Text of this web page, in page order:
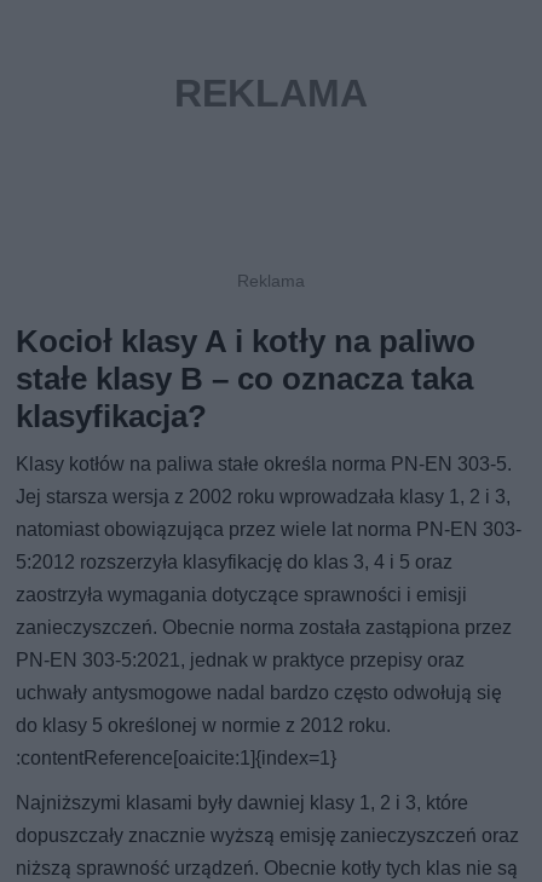
Kocioł klasy A i kotły na paliwo
stałe klasy B – co oznacza taka
klasyfikacja?
Klasy kotłów na paliwa stałe określa norma PN-EN 303-5.
Jej starsza wersja z 2002 roku wprowadzała klasy 1, 2 i 3,
natomiast obowiązująca przez wiele lat norma PN-EN 303-
5:2012 rozszerzyła klasyfikację do klas 3, 4 i 5 oraz
zaostrzyła wymagania dotyczące sprawności i emisji
zanieczyszczeń. Obecnie norma została zastąpiona przez
PN-EN 303-5:2021, jednak w praktyce przepisy oraz
uchwały antysmogowe nadal bardzo często odwołują się
do klasy 5 określonej w normie z 2012 roku.
:contentReference[oaicite:1]{index=1}
Najniższymi klasami były dawniej klasy 1, 2 i 3, które
dopuszczały znacznie wyższą emisję zanieczyszczeń oraz
niższą sprawność urządzeń. Obecnie kotły tych klas nie są